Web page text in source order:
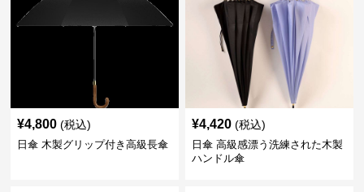
¥4,800 (税込)
日傘 木製グリップ付き高級長傘
¥4,420 (税込)
日傘 高級感漂う洗練された木製
ハンドル傘